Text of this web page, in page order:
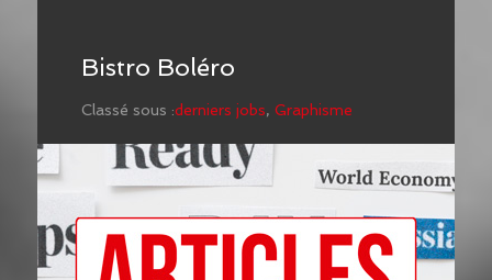
Bistro Boléro
Classé sous :derniers jobs, Graphisme